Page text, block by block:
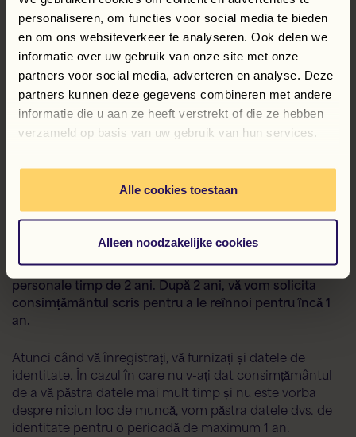
personaliseren, om functies voor social media te bieden
en om ons websiteverkeer te analyseren. Ook delen we
informatie over uw gebruik van onze site met onze
partners voor social media, adverteren en analyse. Deze
partners kunnen deze gegevens combineren met andere
informatie die u aan ze heeft verstrekt of die ze hebben
verzameld op basis van uw gebruik van hun services.
Alle cookies toestaan
Alleen noodzakelijke cookies
Alte părți
Pe lângă Flexspecialisten N.V., transmitem datele
dumneavoastră și către terți, în cazul în care acest lucru
este necesar. Este vorba, de exemplu, de prelucrarea
datelor administrative (salariale) sau de clienți care
oferă locuri de muncă care v-ar putea interesa. Aceste
părți trebuie să respecte obligațiile stabilite contractual,
Transmiterea datelor cu caracter personal se face
numai pe baza unui interes legitim, a unei obligații
legale și/sau în vederea executării contractului.
Perioada de păstrare
Dacă vă înregistrați la noi, vom păstra datele dvs.
personale timp de 2 ani. După 2 ani, vă vom solicita
consimțământul scris pentru a le reînnoi pentru încă 1
an.
Atunci când vă înregistrați, vă furnizați și datele de
identitate. În cazul în care nu v-ați dat consimțământul
de a vă păstra datele mai mult timp și nu este vorba
despre niciun loc de muncă, vom păstra datele dvs. de
identitate pentru o perioadă de maximum 1 an.